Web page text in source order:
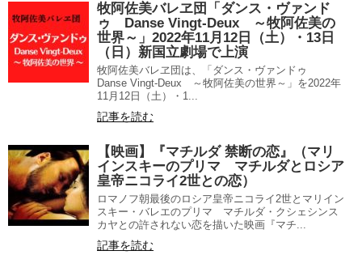
牧阿佐美バレヱ団「ダンス・ヴァンド
ゥ Danse Vingt-Deux ～牧阿佐美の
世界～」2022年11月12日（土）・13日
（日）新国立劇場で上演
牧阿佐美バレヱ団は、「ダンス・ヴァンドゥ
Danse Vingt-Deux ～牧阿佐美の世界～」を2022年
11月12日（土）・1...
記事を読む
【映画】『マチルダ 禁断の恋』（マリ
インスキーのプリマ マチルダとロシア
皇帝ニコライ2世との恋）
ロマノフ朝最後のロシア皇帝ニコライ2世とマリイン
スキー・バレエのプリマ マチルダ・クシェシンス
カヤとの許されない恋を描いた映画『マチ...
記事を読む